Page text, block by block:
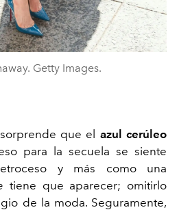
Getty Images.
que el azul cerúleo
para la secuela se siente
y más como una
tiene que aparecer; omitirlo
de la moda. Seguramente,